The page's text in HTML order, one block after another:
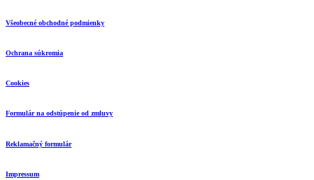
Všeobecné obchodné podmienky
Ochrana súkromia
Cookies
Formulár na odstúpenie od zmluvy
Reklamačný formulár
Impressum